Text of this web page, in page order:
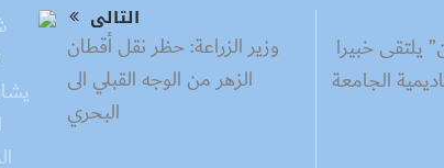
يلتقى خبيرا
الجامعة
التالى
​​وزير الزراعة: حظر نقل أقطان
الزهر من الوجه القبلي الى
البحري